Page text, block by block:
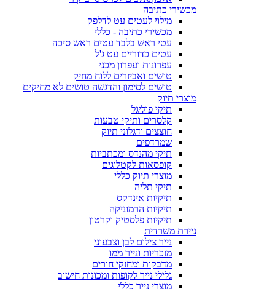
מכשירי כתיבה
מילוי לעטים עט לדלפק
מכשירי כתיבה - כללי
עטי ראש בלבד עטים ראש סיכה
עטים כדוריים עט ג'ל
עפרונות ועפרון מכני
טושים ואביזרים ללוח מחיק
טושים לסימון והדגשה טושים לא מחיקים
מוצרי תיוק
תיקי פוליגל
קלסרים ותיקי טבעות
חוצצים ודגלוני תיוק
שמרדפים
תיקי מהנדס ומכתביות
קופסאות לקטלוגים
מוצרי תיוק כללי
תיקי תליה
תיקיות אינדקס
תיקיות הרמוניקה
תיקיות פלסטיק וקרטון
ניירת משרדית
נייר צילום לבן וצבעוני
מזכריות ונייר ממו
מדבקות ומחזקי חורים
גלילי נייר לקופות ומכונות חישוב
מוצרי נייר כללי